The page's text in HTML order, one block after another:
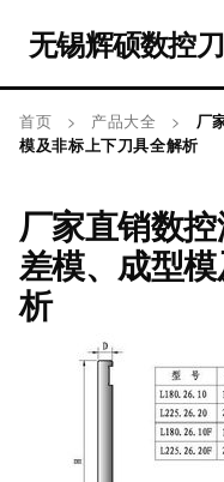
无锡辉硕数控
首页 > 产品大全 >
厂
模及非标上下刀具全解析
厂家直销数
差模、成型
析